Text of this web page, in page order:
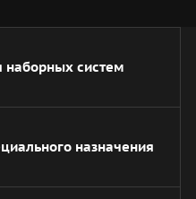
наборных систем
назначения